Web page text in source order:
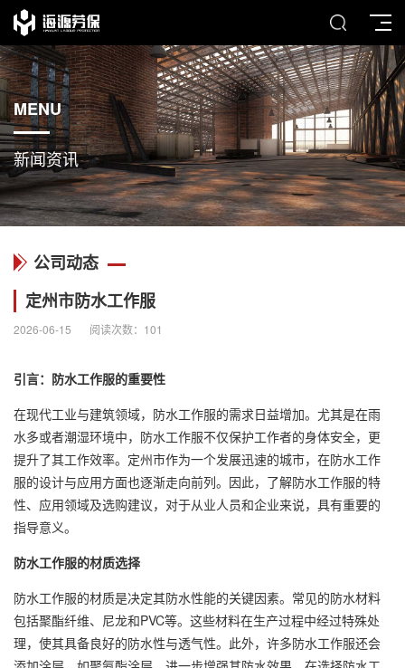
MENU
新闻资讯
公司动态
定州市防水工作服
2026-06-15 阅读次数： 101
引言： 防水工作服的重要性
在现代工业与建筑领域，防水工作服的需求日益增加。尤其是在雨
水多或者潮湿环境中，防水工作服不仅保护工作者的身体安全，更
提升了其工作效率。定州市作为一个发展迅速的城市，在防水工作
服的设计与应用方面也逐渐走向前列。因此，了解防水工作服的特
性、应用领域及选购建议，对于从业人员和企业来说，具有重要的
指导意义。
防水工作服的材质选择
防水工作服的材质是决定其防水性能的关键因素。常见的防水材料
包括聚酯纤维、尼龙和PVC等。这些材料在生产过程中经过特殊处
理，使其具备良好的防水性与透气性。此外，许多防水工作服还会